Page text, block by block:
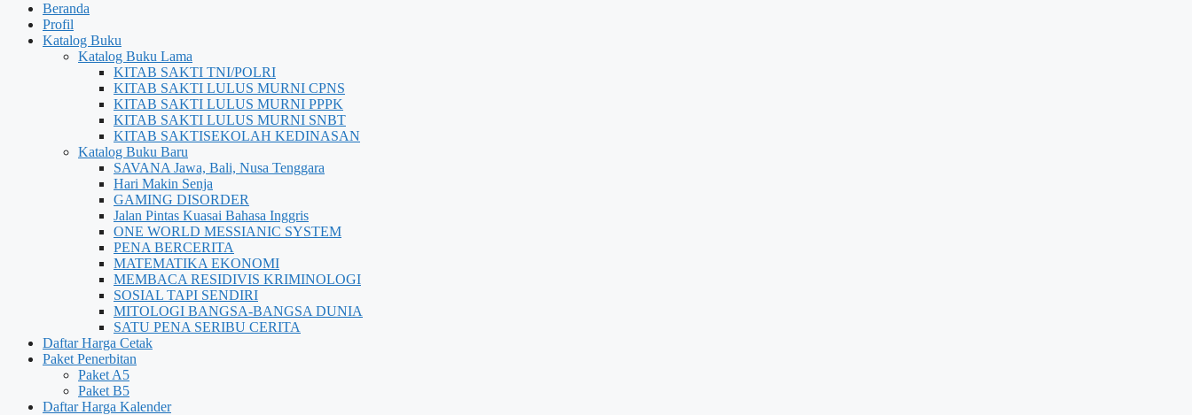
Beranda
Profil
Katalog Buku
Katalog Buku Lama
KITAB SAKTI TNI/POLRI
KITAB SAKTI LULUS MURNI CPNS
KITAB SAKTI LULUS MURNI PPPK
KITAB SAKTI LULUS MURNI SNBT
KITAB SAKTISEKOLAH KEDINASAN
Katalog Buku Baru
SAVANA Jawa, Bali, Nusa Tenggara
Hari Makin Senja
GAMING DISORDER
Jalan Pintas Kuasai Bahasa Inggris
ONE WORLD MESSIANIC SYSTEM
PENA BERCERITA
MATEMATIKA EKONOMI
MEMBACA RESIDIVIS KRIMINOLOGI
SOSIAL TAPI SENDIRI
MITOLOGI BANGSA-BANGSA DUNIA
SATU PENA SERIBU CERITA
Daftar Harga Cetak
Paket Penerbitan
Paket A5
Paket B5
Daftar Harga Kalender